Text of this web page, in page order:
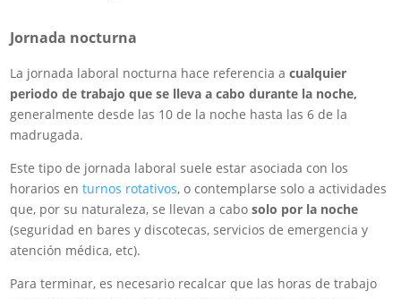
Jornada nocturna
La jornada laboral nocturna hace referencia acualquier
periodo de trabajo que se lleva a cabo durante la noche,
generalmente desde las 10 de la noche hasta las 6 de la
madrugada.
Este tipo de jornada laboral suele estar asociada con los
horarios enturnos rotativos, o contemplarse solo a actividades
que, por su naturaleza, se llevan a cabosolo por la noche
(seguridad en bares y discotecas, servicios de emergencia y
atención médica, etc).
Para terminar, es necesario recalcar que las horas de trabajo